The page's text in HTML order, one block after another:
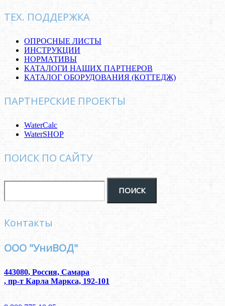
ТЕХ. ПОДДЕРЖКА
ОПРОСНЫЕ ЛИСТЫ
ИНСТРУКЦИИ
НОРМАТИВЫ
КАТАЛОГИ НАШИХ ПАРТНЕРОВ
КАТАЛОГ ОБОРУДОВАНИЯ (КОТТЕДЖ)
ПАРТНЕРСКИЕ ПРОЕКТЫ
WaterCalc
WaterSHOP
ПОИСК ПО САЙТУ
Контакты
ООО "УниВОД"
443080, Россия, Самара
, пр-т Карла Маркса, 192-101